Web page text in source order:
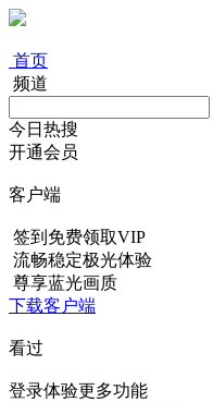
首页
频道
今日热搜
开通会员
客户端
签到免费领取VIP
流畅稳定极光体验
尊享蓝光画质
下载客户端
看过
登录体验更多功能